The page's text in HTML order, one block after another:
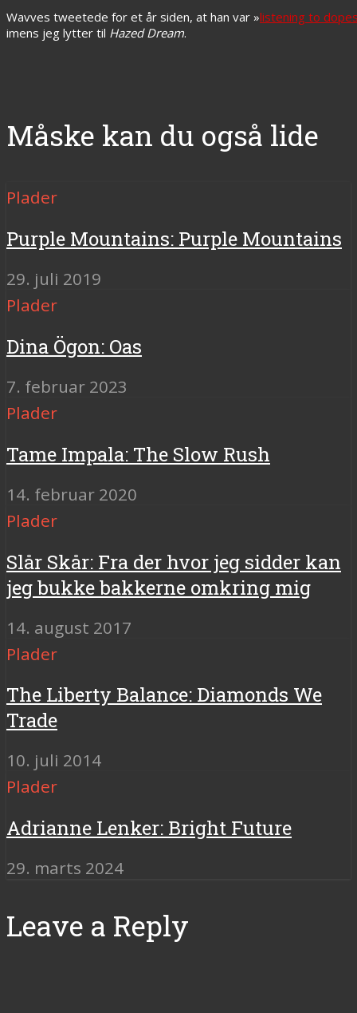
Wavves tweetede for et år siden, at han var »listening to
imens jeg lytter til Hazed Dream.
Måske kan du også lide
Plader
Purple Mountains: Purple Mountains
29. juli 2019
Plader
Dina Ögon: Oas
7. februar 2023
Plader
Tame Impala: The Slow Rush
14. februar 2020
Plader
Slår Skår: Fra der hvor jeg sidder kan
jeg bukke bakkerne omkring mig
14. august 2017
Plader
The Liberty Balance: Diamonds We
Trade
10. juli 2014
Plader
Adrianne Lenker: Bright Future
29. marts 2024
Leave a Reply